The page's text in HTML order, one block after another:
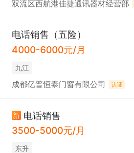
双流区西航港佳捷通讯器材经营部
电话销售（五险）
4000-6000元/月
九江
成都亿普恒泰门窗有限公司 认证
新 电话销售
3500-5000元/月
东升